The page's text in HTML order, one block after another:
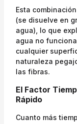
Esta
(se disuelve en
agua), lo que
agua no
cualquier
naturaleza
las fibras.
El Factor
Rápido
Cuanto más